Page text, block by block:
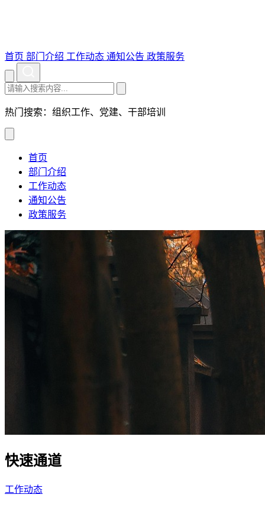
首页 部门介绍 工作动态 通知公告 政策服务
热门搜索：组织工作、党建、干部培训
首页
部门介绍
工作动态
通知公告
政策服务
快速通道
工作动态